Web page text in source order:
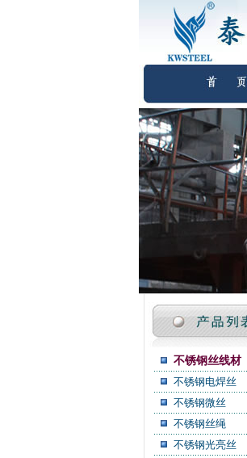
不锈钢丝线材
不锈钢电焊丝
不锈钢微丝
不锈钢丝绳
不锈钢光亮丝